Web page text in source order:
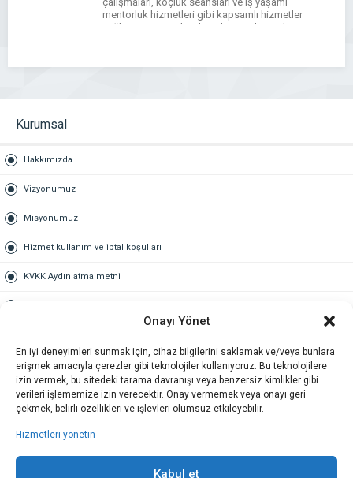
Onayı Yönet
En iyi deneyimleri sunmak için, cihaz bilgilerini saklamak ve/veya bunlara
erişmek amacıyla çerezler gibi teknolojiler kullanıyoruz. Bu teknolojilere
izin vermek, bu sitedeki tarama davranışı veya benzersiz kimlikler gibi
verileri işlememize izin verecektir. Onay vermemek veya onayı geri
çekmek, belirli özellikleri ve işlevleri olumsuz etkileyebilir.
Hizmetleri yönetin
Kabul et
mentorluk hizmetleri gibi kapsamlı hizmetler
sağlar. Sarre Aytekin, bireylerin ve kurumların
Kurumsal
Hakkımızda
Vizyonumuz
Misyonumuz
Hizmet kullanım ve iptal koşulları
KVKK Aydınlatma metni
Gold üyelik nedir
Kariyer
İş Başvuru Formu